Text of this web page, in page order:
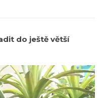
do ještě větší